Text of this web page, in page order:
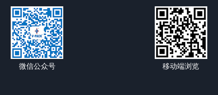
微信公众号 移动端浏览